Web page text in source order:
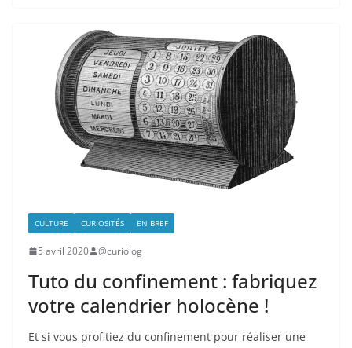
CULTURE CURIOSITÉS EN BREF
5 avril 2020 @curiolog
Tuto du confinement : fabriquez
votre calendrier holocène !
Et si vous profitiez du confinement pour réaliser une